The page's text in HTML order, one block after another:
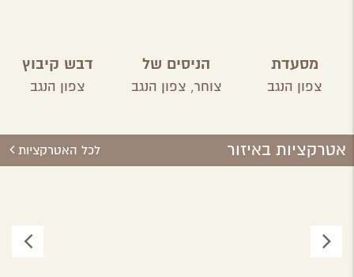
מסעדת
פטגוניה
צפון הנגב
הניסים של
השף צוחר, צפון הנגב
דבש קיבוץ
ארז
צפון הנגב
אטרקציות באיזור לכל האטרקציות